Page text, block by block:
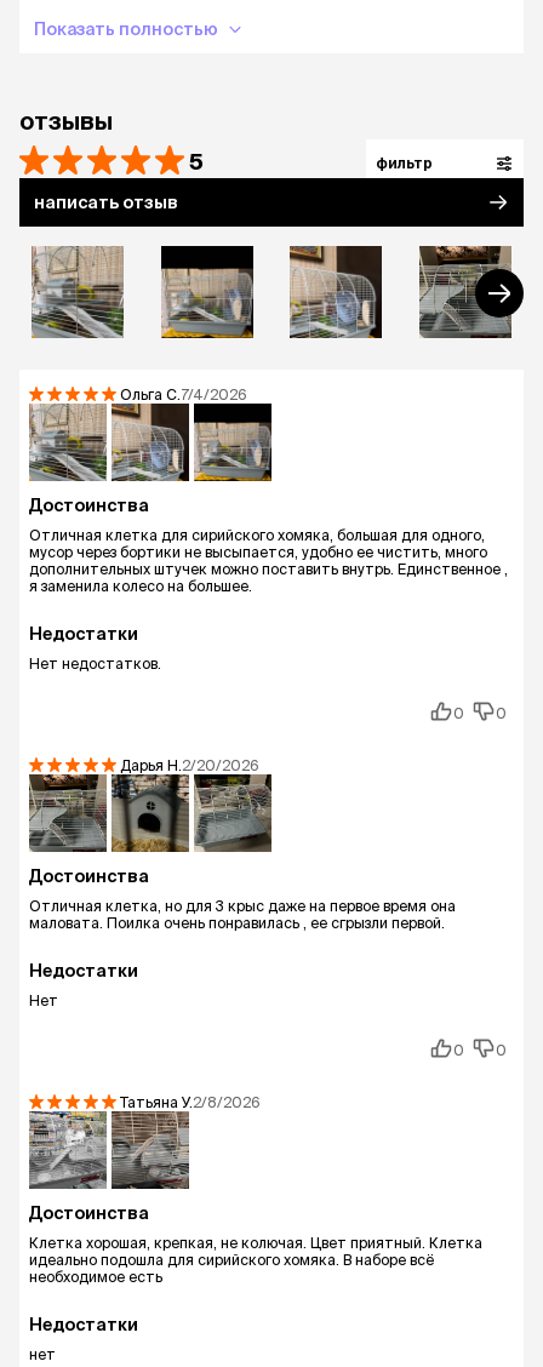
Показать полностью
отзывы
5 фильтр
написать отзыв
Ольга С. 7/4/2026
Достоинства
Отличная клетка для сирийского хомяка, большая для одного,
мусор через бортики не высыпается, удобно ее чистить, много
дополнительных штучек можно поставить внутрь. Единственное ,
я заменила колесо на большее.
Недостатки
Нет недостатков.
0 0
Дарья Н. 2/20/2026
Достоинства
Отличная клетка, но для 3 крыс даже на первое время она
маловата. Поилка очень понравилась , ее сгрызли первой.
Недостатки
Нет
0 0
Татьяна У.2/8/2026
Достоинства
Клетка хорошая, крепкая, не колючая. Цвет приятный. Клетка
идеально подошла для сирийского хомяка. В наборе всё
необходимое есть
Недостатки
нет